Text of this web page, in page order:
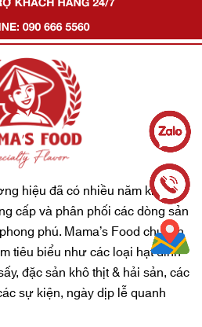
hiệu đã có nhiều năm kinh
cấp và phân phối các dòng sản
phú. Mama’s Food chuyên
tiêu biểu như các loại hạt dinh
đặc sản khô thịt & hải sản, các
sự kiện, ngày dịp lễ quanh